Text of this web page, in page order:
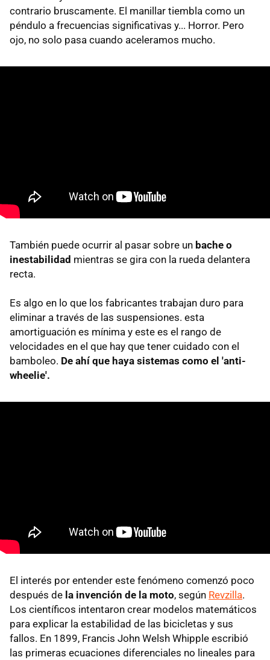
contrario bruscamente. El manillar tiembla como un
péndulo a frecuencias significativas y... Horror. Pero
ojo, no solo pasa cuando aceleramos mucho.
También puede ocurrir al pasar sobre un bache o
inestabilidad mientras se gira con la rueda delantera
recta.
Es algo en lo que los fabricantes trabajan duro para
eliminar a través de las suspensiones. esta
amortiguación es mínima y este es el rango de
velocidades en el que hay que tener cuidado con el
bamboleo. De ahí que haya sistemas como el 'anti-
wheelie'.
El interés por entender este fenómeno comenzó poco
después de la invención de la moto, según Revzilla.
Los científicos intentaron crear modelos matemáticos
para explicar la estabilidad de las bicicletas y sus
fallos. En 1899, Francis John Welsh Whipple escribió
las primeras ecuaciones diferenciales no lineales para